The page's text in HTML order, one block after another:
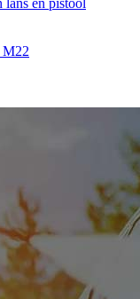
lans en pistool
M22